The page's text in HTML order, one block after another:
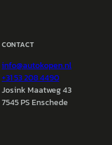
CONTACT
info@autokopen.nl
+31 53 208 4490
Josink Maatweg 43
7545 PS Enschede